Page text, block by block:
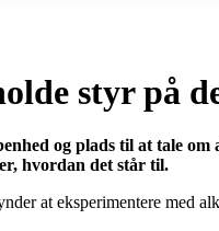
styr på
og plads til at tale
hvordan det står til.
at eksperimentere med